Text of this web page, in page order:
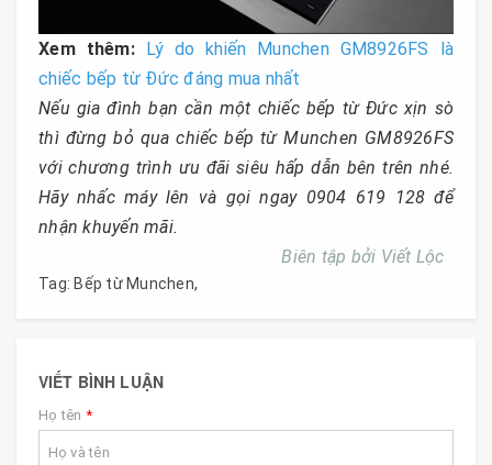
Xem thêm:
Lý do khiến Munchen GM8926FS là
chiếc bếp từ Đức đáng mua nhất
Nếu gia đình bạn cần một chiếc bếp từ Đức xịn sò
thì đừng bỏ qua chiếc bếp từ Munchen GM8926FS
với chương trình ưu đãi siêu hấp dẫn bên trên nhé.
Hãy nhấc máy lên và gọi ngay 0904 619 128 để
nhận khuyến mãi.
Biên tập bởi Viết Lộc
Tag: Bếp từ Munchen,
VIẾT BÌNH LUẬN
Họ tên *